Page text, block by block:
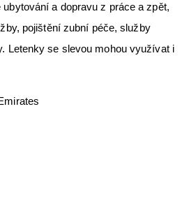
a dopravu z práce a zpět,
pojištění zubní péče, služby
Letenky se slevou mohou využívat i